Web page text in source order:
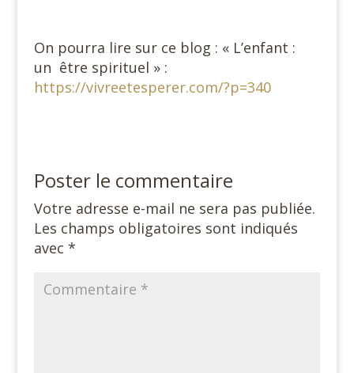
On pourra lire sur ce blog : « L’enfant :
un être spirituel » :
https://vivreetesperer.com/?p=340
Poster le commentaire
Votre adresse e-mail ne sera pas publiée.
Les champs obligatoires sont indiqués
avec *